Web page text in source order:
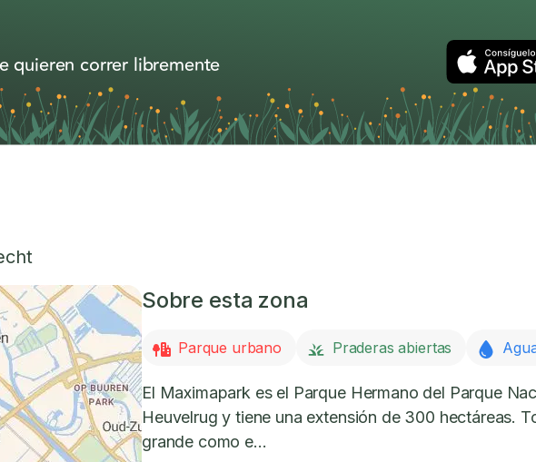
quieren correr libremente
Sobre esta zona
Parque urbano Praderas abiertas
El Maximapark es el Parque Hermano del Parque
Heuvelrug y tiene una extensión de 300 hectáreas.
grande como e...